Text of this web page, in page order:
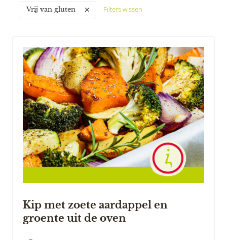
Vrij van gluten Filters wissen
Kip met zoete aardappel en
groente uit de oven